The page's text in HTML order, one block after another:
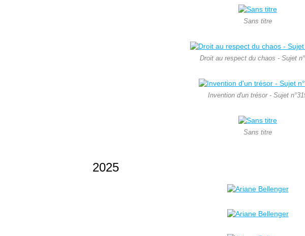
Sans titre
Droit au respect du chaos - Sujet
Invention d'un trésor - Sujet
Sans titre
2025